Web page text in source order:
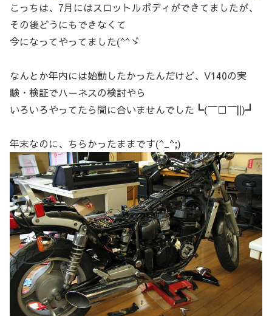
こっちは、7月にはスロットルボディができてましたが、
その後どうにもできなくて
今になってやってました(^^ゞ
なんとか年内には始動したかったんだけど、V140の実
験・検証でハーネスの検討やら
いろいろやってたら間に合いませんでした┗(￣□￣||)┛
年末なのに、ちらかったままです(^_^;)